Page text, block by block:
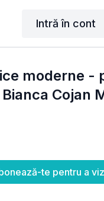
Intră în cont
moderne -
Cojan
te pentru a